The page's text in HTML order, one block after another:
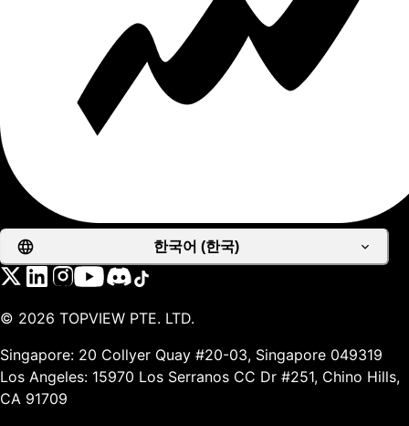
한국어 (한국)
© 2026 TOPVIEW PTE. LTD.
Singapore: 20 Collyer Quay #20-03, Singapore 049319
Los Angeles: 15970 Los Serranos CC Dr #251, Chino Hills,
CA 91709